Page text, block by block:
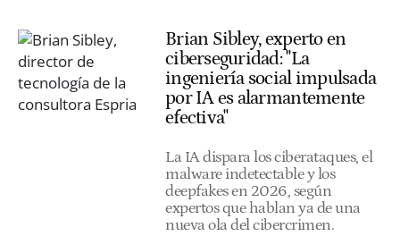
Brian Sibley, experto en
ciberseguridad: "La
ingeniería social impulsada
por IA es alarmantemente
efectiva"
La IA dispara los ciberataques, el
malware indetectable y los
deepfakes en 2026, según
expertos que hablan ya de una
nueva ola del cibercrimen.